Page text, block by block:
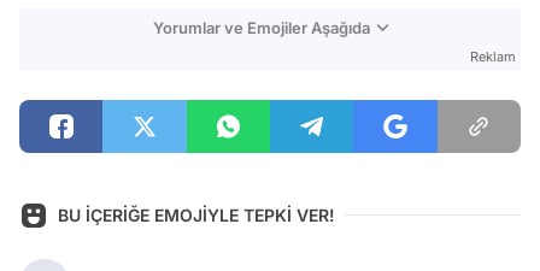
Yorumlar ve Emojiler Aşağıda
Reklam
BU İÇERİĞE EMOJİYLE TEPKİ VER!